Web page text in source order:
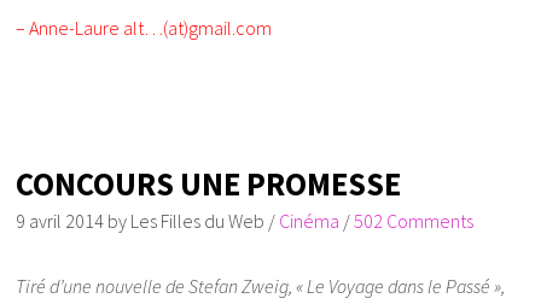
– Anne-Laure alt…(at)gmail.com
CONCOURS UNE PROMESSE
9 avril 2014 by Les Filles du Web / Cinéma /502 Comments
Tiré d’une nouvelle de Stefan Zweig, « Le Voyage dans le Passé »,